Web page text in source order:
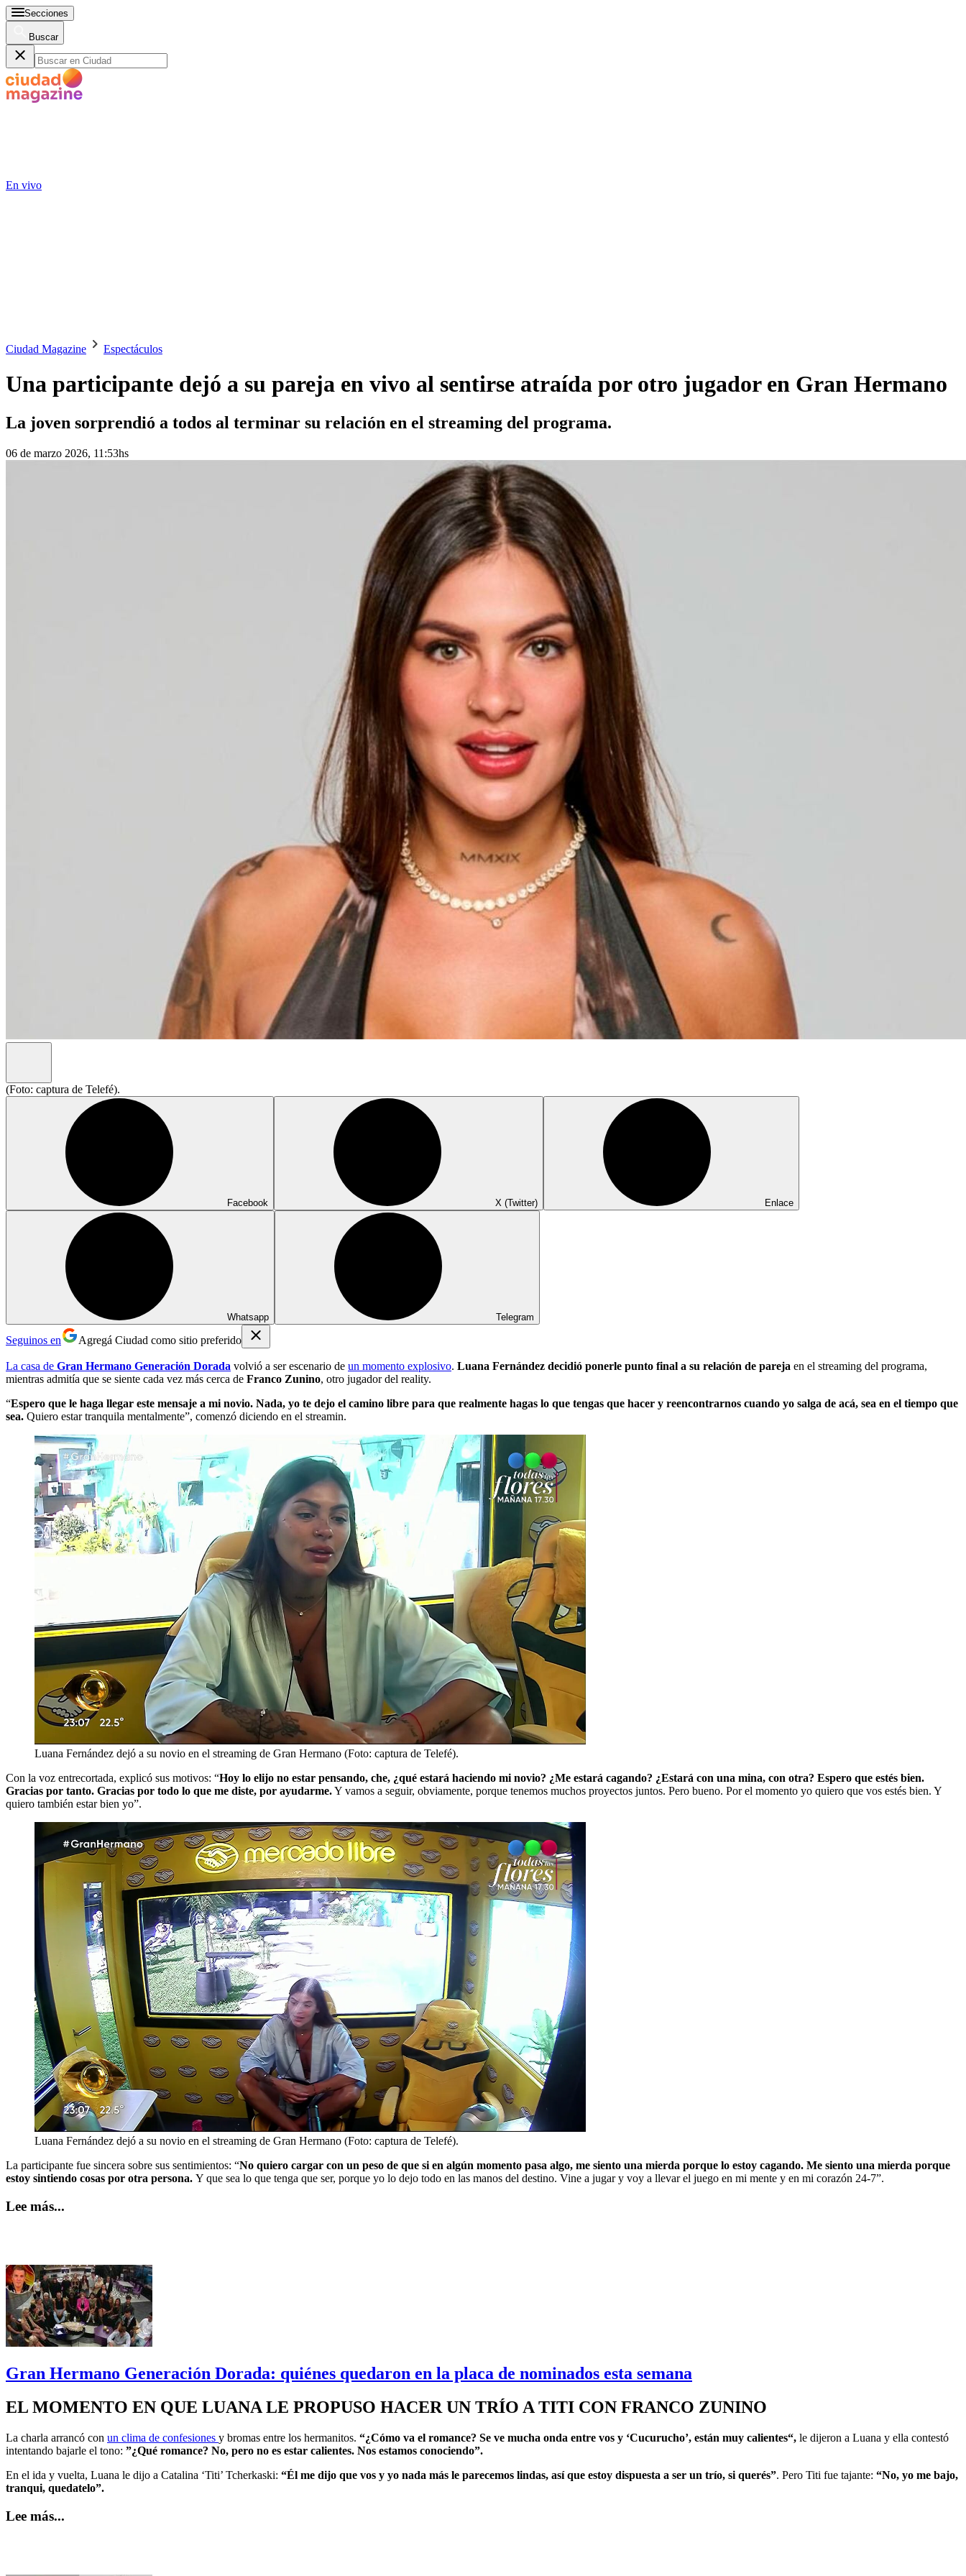
Secciones
Buscar
En vivo
Ciudad Magazine Espectáculos
Una participante dejó a su pareja en vivo al sentirse atraída por otro jugador en Gran Hermano
La joven sorprendió a todos al terminar su relación en el streaming del programa.
06 de marzo 2026, 11:53hs
(Foto: captura de Telefé).
Facebook X (Twitter) Enlace
Whatsapp Telegram
Seguinos en Agregá Ciudad como sitio preferido
La casa de Gran Hermano Generación Dorada volvió a ser escenario de un momento explosivo. Luana Fernández decidió ponerle punto final a su relación de pareja en el streaming del programa,
mientras admitía que se siente cada vez más cerca de Franco Zunino, otro jugador del reality.
“Espero que le haga llegar este mensaje a mi novio. Nada, yo te dejo el camino libre para que realmente hagas lo que tengas que hacer y reencontrarnos cuando yo salga de acá, sea en el tiempo que
sea. Quiero estar tranquila mentalmente”, comenzó diciendo en el streamin.
Luana Fernández dejó a su novio en el streaming de Gran Hermano (Foto: captura de Telefé).
Con la voz entrecortada, explicó sus motivos: “Hoy lo elijo no estar pensando, che, ¿qué estará haciendo mi novio? ¿Me estará cagando? ¿Estará con una mina, con otra? Espero que estés bien.
Gracias por tanto. Gracias por todo lo que me diste, por ayudarme.Y vamos a seguir, obviamente, porque tenemos muchos proyectos juntos. Pero bueno. Por el momento yo quiero que vos estés bien. Y
quiero también estar bien yo”.
Luana Fernández dejó a su novio en el streaming de Gran Hermano (Foto: captura de Telefé).
La participante fue sincera sobre sus sentimientos: “No quiero cargar con un peso de que si en algún momento pasa algo, me siento una mierda porque lo estoy cagando. Me siento una mierda porque
estoy sintiendo cosas por otra persona. Y que sea lo que tenga que ser, porque yo lo dejo todo en las manos del destino. Vine a jugar y voy a llevar el juego en mi mente y en mi corazón 24-7”.
Lee más...
Gran Hermano Generación Dorada: quiénes quedaron en la placa de nominados esta semana
EL MOMENTO EN QUE LUANA LE PROPUSO HACER UN TRÍO A TITI CON FRANCO ZUNINO
La charla arrancó con un clima de confesiones y bromas entre los hermanitos. “¿Cómo va el romance? Se ve mucha onda entre vos y ‘Cucurucho’, están muy calientes“, le dijeron a Luana y ella contestó
intentando bajarle el tono: ”¿Qué romance? No, pero no es estar calientes. Nos estamos conociendo”.
En el ida y vuelta, Luana le dijo a Catalina ‘Titi’ Tcherkaski: “Él me dijo que vos y yo nada más le parecemos lindas, así que estoy dispuesta a ser un trío, si querés”. Pero Titi fue tajante: “No, yo me bajo,
tranqui, quedatelo”.
Lee más...